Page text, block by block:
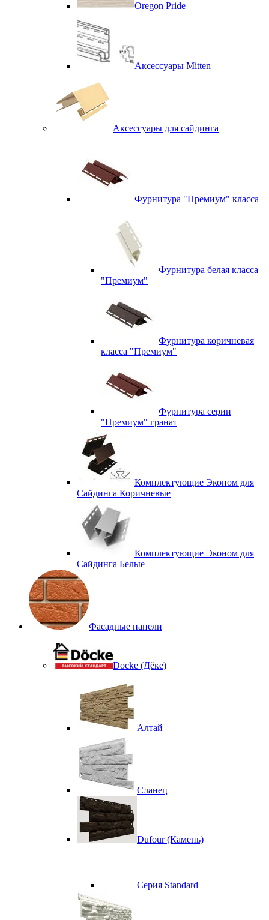
Oregon Pride
Аксессуары Mitten
Аксессуары для сайдинга
Фурнитура "Премиум" класса
Фурнитура белая класса
"Премиум"
Фурнитура коричневая
класса "Премиум"
Фурнитура серии
"Премиум" гранат
Комплектующие Эконом для
Сайдинга Коричневые
Комплектующие Эконом для
Сайдинга Белые
Фасадные панели
Docke (Дёке)
Алтай
Сланец
Dufour (Камень)
Серия Standard